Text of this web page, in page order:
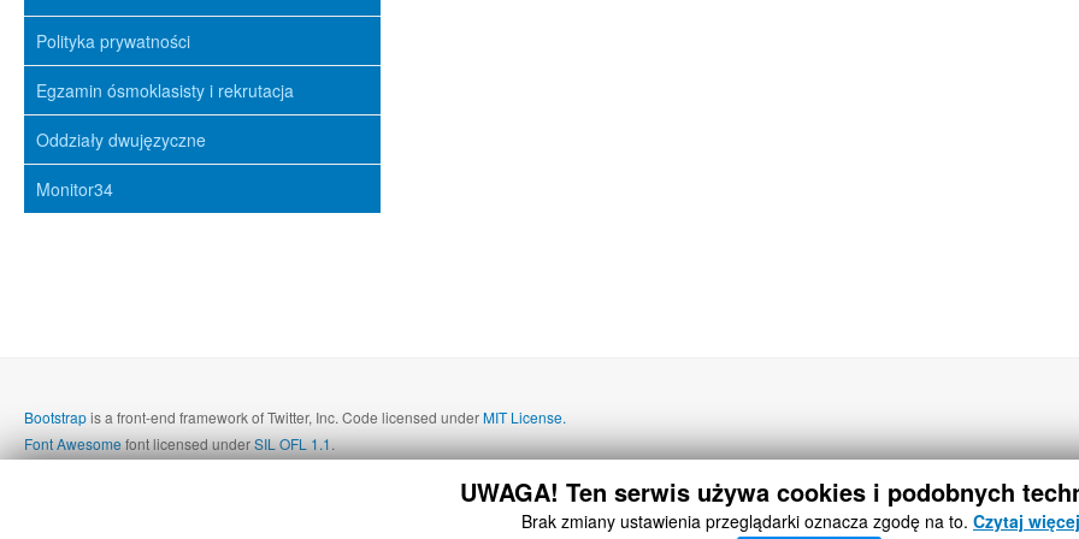
Polityka prywatności
Egzamin ósmoklasisty i rekrutacja
Oddziały dwujęzyczne
Monitor34
UWAGA! Ten serwis używa cookies i podobnych
Brak zmiany ustawienia przeglądarki oznacza zgodę na to. Czytaj
Bootstrapis a front-end framework of Twitter, Inc. Code licensed underMIT License.
Font Awesomefont licensed underSIL OFL 1.1.